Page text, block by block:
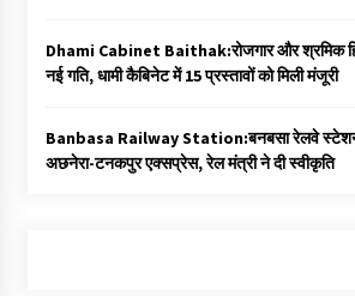
Dhami Cabinet Baithak:रोजगार और श्रमिक
नई गति, धामी कैबिनेट में 15 प्रस्तावों को मिली मंजूरी
Banbasa Railway Station:बनबसा रेलवे
अछनेरा-टनकपुर एक्सप्रेस, रेल मंत्री ने दी स्वीकृति